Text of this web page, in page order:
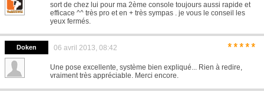
sort de chez lui pour ma 2ème console toujours aussi rapide et
efficace ^^ très pro et en + très sympas . je vous le conseil les
yeux fermés.
Doken 06 avril 2013, 08:42 *****
Une pose excellente, système bien expliqué... Rien à redire,
vraiment très appréciable. Merci encore.